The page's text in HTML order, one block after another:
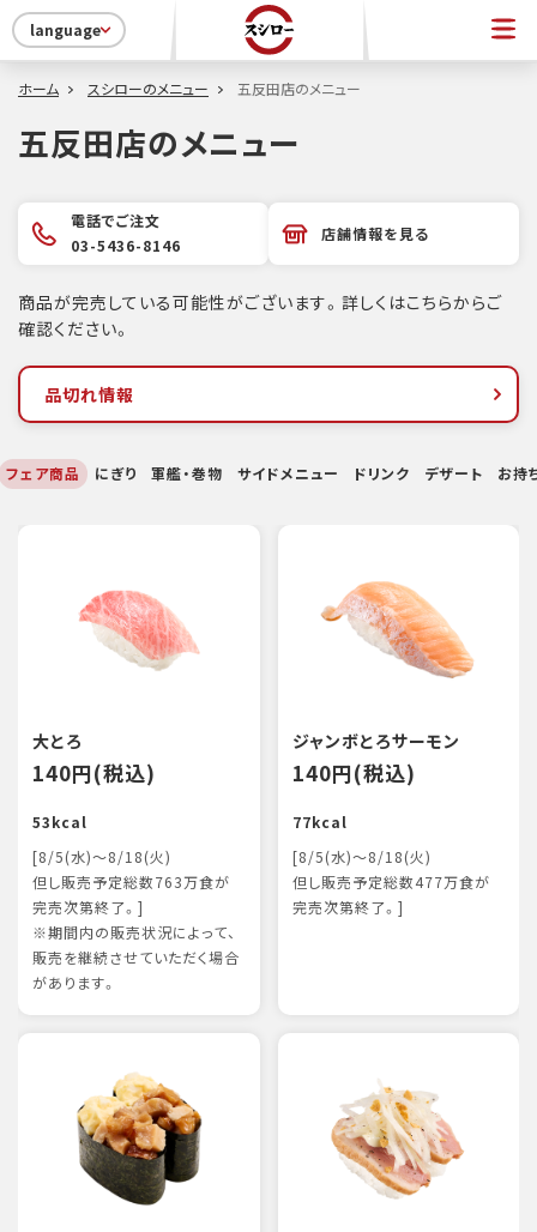
language
ホーム スシローのメニュー 五反田店のメニュー
五反田店のメニュー
電話でご注文
03-5436-8146
店舗情報を見る
商品が完売している可能性がございます。詳しくはこちらからご
確認ください。
品切れ情報
フェア商品 にぎり 軍艦・巻物 サイドメニュー ドリンク デザート お持
大とろ
140円(税込)
53kcal
[8/5(水)～8/18(火)
但し販売予定総数763万食が
完売次第終了。]
※期間内の販売状況によって、
販売を継続させていただく場合
があります。
ジャンボとろサーモン
140円(税込)
77kcal
[8/5(水)～8/18(火)
但し販売予定総数477万食が
完売次第終了。]